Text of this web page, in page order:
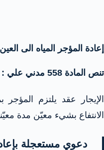
إعادة المؤجر المياه الى
تنص المادة 558 مدني علي :
الإيجار عقد يلتزم
الانتفاع بشيء معيّن مدة
دعوي مستعجلة